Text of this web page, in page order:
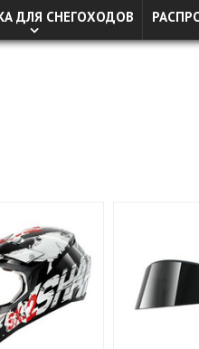
ДЛЯ СНЕГОХОДОВ